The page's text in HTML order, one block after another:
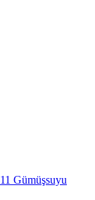
Gümüşsuyu